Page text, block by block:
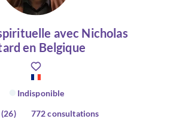
avec Nicholas
en Belgique
Indisponible
(26) 772 consultations